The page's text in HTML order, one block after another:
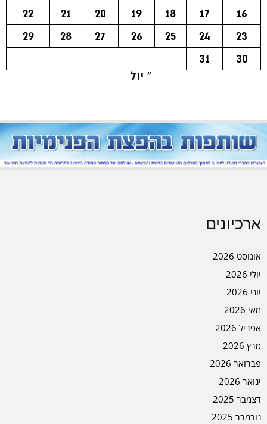
16
17
18
19
20
21
22
23
24
25
26
27
28
29
30
31
« יול
ארכיונים
אוגוסט 2026
יולי 2026
יוני 2026
מאי 2026
אפריל 2026
מרץ 2026
פברואר 2026
ינואר 2026
דצמבר 2025
נובמבר 2025